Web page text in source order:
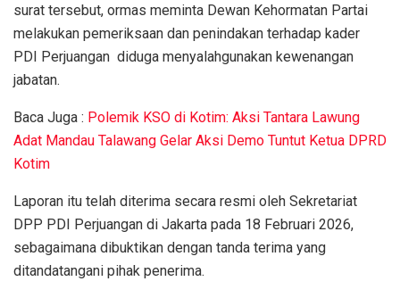
surat tersebut, ormas meminta Dewan Kehormatan Partai
melakukan pemeriksaan dan penindakan terhadap kader
PDI Perjuangan diduga menyalahgunakan kewenangan
jabatan.
Baca Juga : Polemik KSO di Kotim: Aksi Tantara Lawung
Adat Mandau Talawang Gelar Aksi Demo Tuntut Ketua DPRD
Kotim
Laporan itu telah diterima secara resmi oleh Sekretariat
DPP PDI Perjuangan di Jakarta pada 18 Februari 2026,
sebagaimana dibuktikan dengan tanda terima yang
ditandatangani pihak penerima.